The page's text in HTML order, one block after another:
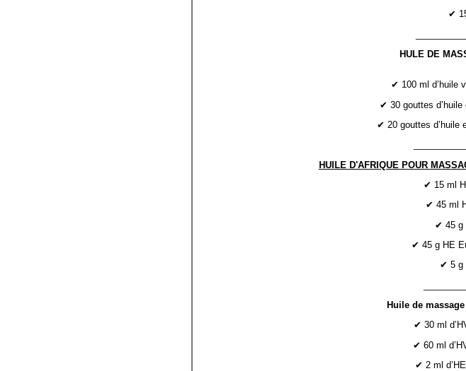
✔
HULE DE
✔ 100 ml d’huile
✔ 30 gouttes
✔ 20 gouttes d’huile
HUILE D'AFRIQUE POUR
✔ 15 ml
✔ 45 ml
✔ 45 g
✔ 45 g HE
✔ 5 g
Huile de
✔ 30 ml
✔ 60 ml
✔ 2 ml